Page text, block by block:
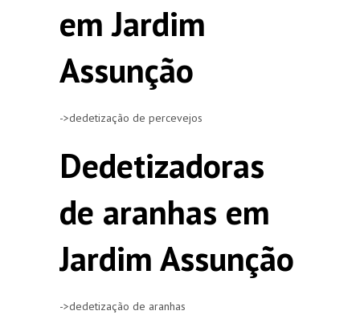
em Jardim
Assunção
->dedetização de percevejos
Dedetizadoras
de aranhas em
Jardim Assunção
->dedetização de aranhas